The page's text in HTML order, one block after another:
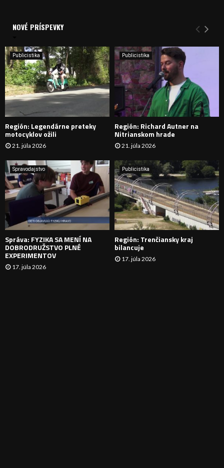
i
e
:
Y
H
D
A
N
I
E
NOVÉ PRÍSPEVKY
Publicistika
Región: Legendárne preteky
motocyklov ožili
21. júla 2026
Publicistika
Región: Richard Autner na
Nitrianskom hrade
21. júla 2026
Spravodajstvo
Správa: FYZIKA SA MENÍ NA
DOBRODRUŽSTVO PLNÉ
EXPERIMENTOV
17. júla 2026
Publicistika
Región: Trenčiansky kraj
bilancuje
17. júla 2026